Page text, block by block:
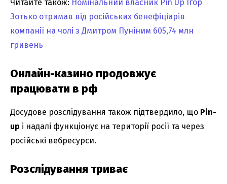
Читайте також: Номінальний власник Pin Up Ігор
Зотько отримав від російських бенефіціарів
компанії на чолі з Дмитром Пуніним 605,74 млн
гривень
Онлайн-казино продовжує
працювати в рф
Досудове розслідування також підтвердило, що Pin-
up і надалі функціонує на території росії та через
російські вебресурси.
Розслідування триває